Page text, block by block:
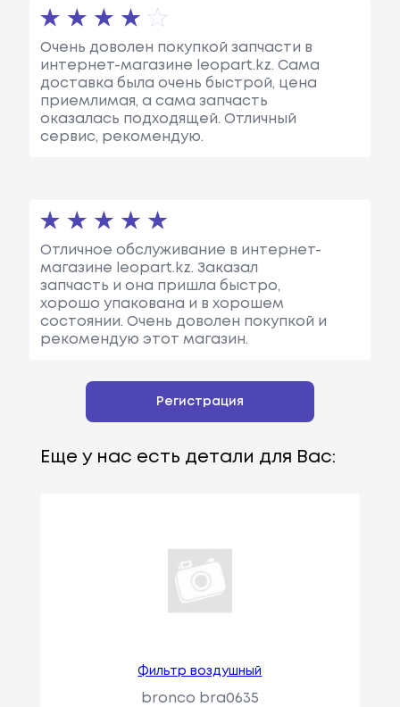
Очень доволен покупкой запчасти в
интернет-магазине leopart.kz. Сама
доставка была очень быстрой, цена
приемлимая, а сама запчасть
оказалась подходящей. Отличный
сервис, рекомендую.
Отличное обслуживание в интернет-
магазине leopart.kz. Заказал
запчасть и она пришла быстро,
хорошо упакована и в хорошем
состоянии. Очень доволен покупкой и
рекомендую этот магазин.
Регистрация
Еще у нас есть детали для Вас:
Фильтр воздушный
bronco bra0635